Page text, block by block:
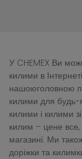
У CHEMEX Ви
килими в
нашоюголовною
килими для будь-
килими і килими
килим – цене
магазині. Ми
доріжки та